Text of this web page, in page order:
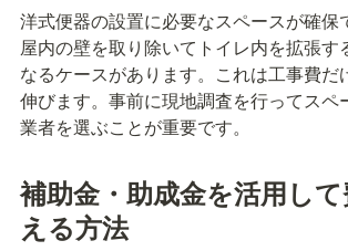
洋式便器の設置に必要なスペースが確保
屋内の壁を取り除いてトイレ内を拡張す
なるケースがあります。これは工事費だ
伸びます。事前に現地調査を行ってスペ
業者を選ぶことが重要です。
補助金・助成金を活用し
える方法